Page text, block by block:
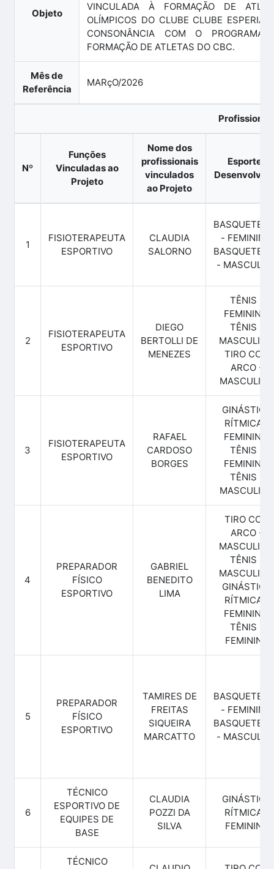
Objeto
VINCULADA À FORMAÇÃO DE
OLÍMPICOS DO CLUBE CLUBE ESPERIA,
CONSONÂNCIA COM O PROGRAMA
FORMAÇÃO DE ATLETAS DO CBC.
Mês de
Referência
MARçO/2026
Nº
Funções
Vinculadas ao
Projeto
Nome dos
profissionais
vinculados
ao Projeto
Esportes
1
FISIOTERAPEUTA
ESPORTIVO
CLAUDIA
SALORNO
- FEMININO,
-
2
FISIOTERAPEUTA
ESPORTIVO
DIEGO
BERTOLLI DE
MENEZES
TÊNIS -
FEMININO,
TÊNIS -
TIRO COM
ARCO -
MASCULINO
3
FISIOTERAPEUTA
ESPORTIVO
RAFAEL
CARDOSO
BORGES
GINÁSTICA
RÍTMICA -
FEMININO,
TÊNIS -
FEMININO,
TÊNIS -
MASCULINO
4
PREPARADOR
FÍSICO
ESPORTIVO
GABRIEL
BENEDITO
LIMA
TIRO COM
ARCO -
TÊNIS -
GINÁSTICA
RÍTMICA -
FEMININO,
TÊNIS -
FEMININO
5
PREPARADOR
FÍSICO
ESPORTIVO
TAMIRES DE
FREITAS
SIQUEIRA
MARCATTO
- FEMININO,
-
6
TÉCNICO
ESPORTIVO DE
EQUIPES DE
BASE
CLAUDIA
POZZI DA
SILVA
GINÁSTICA
RÍTMICA -
FEMININO
TÉCNICO